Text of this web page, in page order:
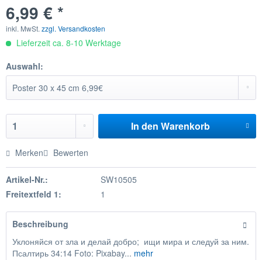
6,99 € *
inkl. MwSt.zzgl. Versandkosten
Lieferzeit ca. 8-10 Werktage
Auswahl:
In den Warenkorb
Merken Bewerten
Artikel-Nr.:
SW10505
Freitextfeld 1:
1
Beschreibung
Уклоняйся от зла и делай добро; ищи мира и следуй за ним.
Псалтирь 34:14 Foto: Pixabay... mehr